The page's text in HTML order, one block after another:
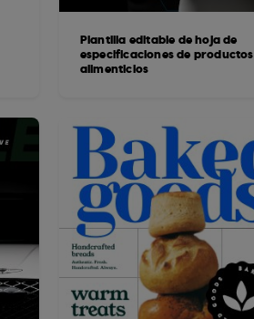
Plantilla editable de hoja de
especificaciones de productos
alimenticios